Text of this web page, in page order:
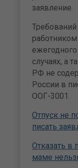
заявление.
случаях, а
РФ не
России в
ООГ-3001.
Отпуск не
писать
Отказать в
маме